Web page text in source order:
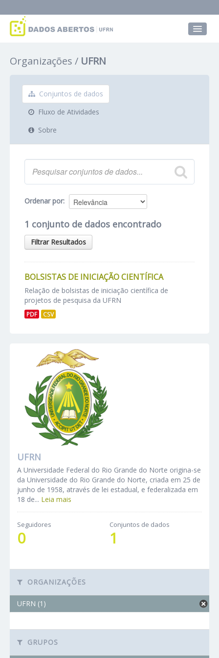
Grupos
Sobre
Organizações UFRN
Conjuntos de dados
Fluxo de Atividades
Sobre
Ordenar por
1 conjunto de dados encontrado
Filtrar Resultados
BOLSISTAS DE INICIAÇÃO CIENTÍFICA
Relação de bolsistas de iniciação científica de
projetos de pesquisa da UFRN
PDF CSV
UFRN
A Universidade Federal do Rio Grande do Norte origina-se
da Universidade do Rio Grande do Norte, criada em 25 de
junho de 1958, através de lei estadual, e federalizada em
18 de... Leia mais
Seguidores
0
Conjuntos de dados
1
ORGANIZAÇÕES
UFRN (1)
GRUPOS